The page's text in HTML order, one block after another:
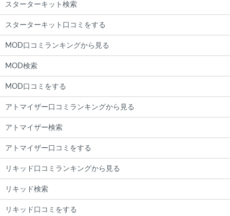
スターターキット検索
スターターキット口コミをする
MOD口コミランキングから見る
MOD検索
MOD口コミをする
アトマイザー口コミランキングから見る
アトマイザー検索
アトマイザー口コミをする
リキッド口コミランキングから見る
リキッド検索
リキッド口コミをする